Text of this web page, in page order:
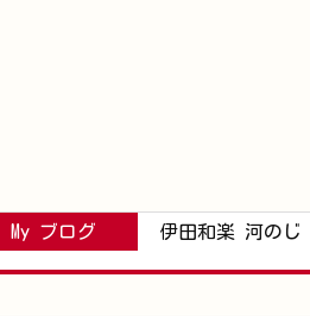
My ブログ 伊田和楽 河のじ